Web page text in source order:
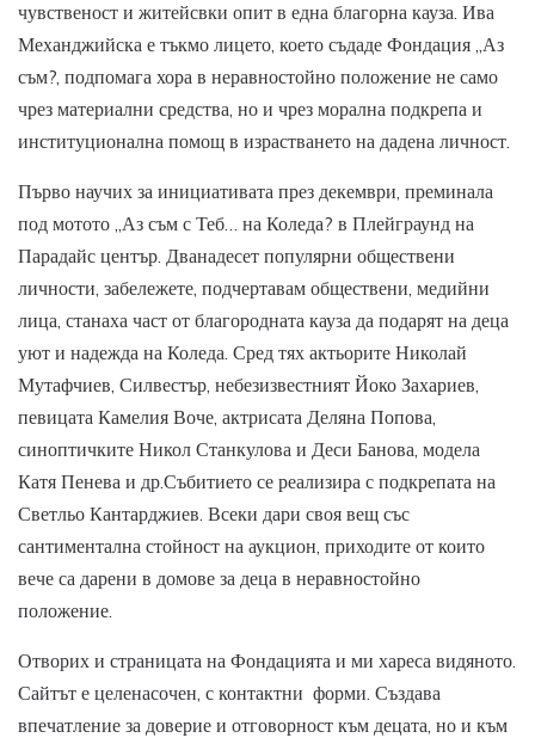
чувственост и житейсвки опит в една благорна кауза. Ива
Механджийска е тъкмо лицето, което съдаде Фондация „Аз
съм?, подпомага хора в неравностойно положение не само
чрез материални средства, но и чрез морална подкрепа и
институционална помощ в израстването на дадена личност.
Първо научих за инициативата през декември, преминала
под мотото „Аз съм с Теб… на Коледа? в Плейграунд на
Парадайс център. Дванадесет популярни обществени
личности, забележете, подчертавам обществени, медийни
лица, станаха част от благородната кауза да подарят на деца
уют и надежда на Коледа. Сред тях актьорите Николай
Мутафчиев, Силвестър, небезизвестният Йоко Захариев,
певицата Камелия Воче, актрисата Деляна Попова,
синоптичките Никол Станкулова и Деси Банова, модела
Катя Пенева и др.Събитието се реализира с подкрепата на
Светльо Кантарджиев. Всеки дари своя вещ със
сантиментална стойност на аукцион, приходите от които
вече са дарени в домове за деца в неравностойно
положение.
Отворих и страницата на Фондацията и ми хареса видяното.
Сайтът е целенасочен, с контактни форми. Създава
впечатление за доверие и отговорност към децата, но и към